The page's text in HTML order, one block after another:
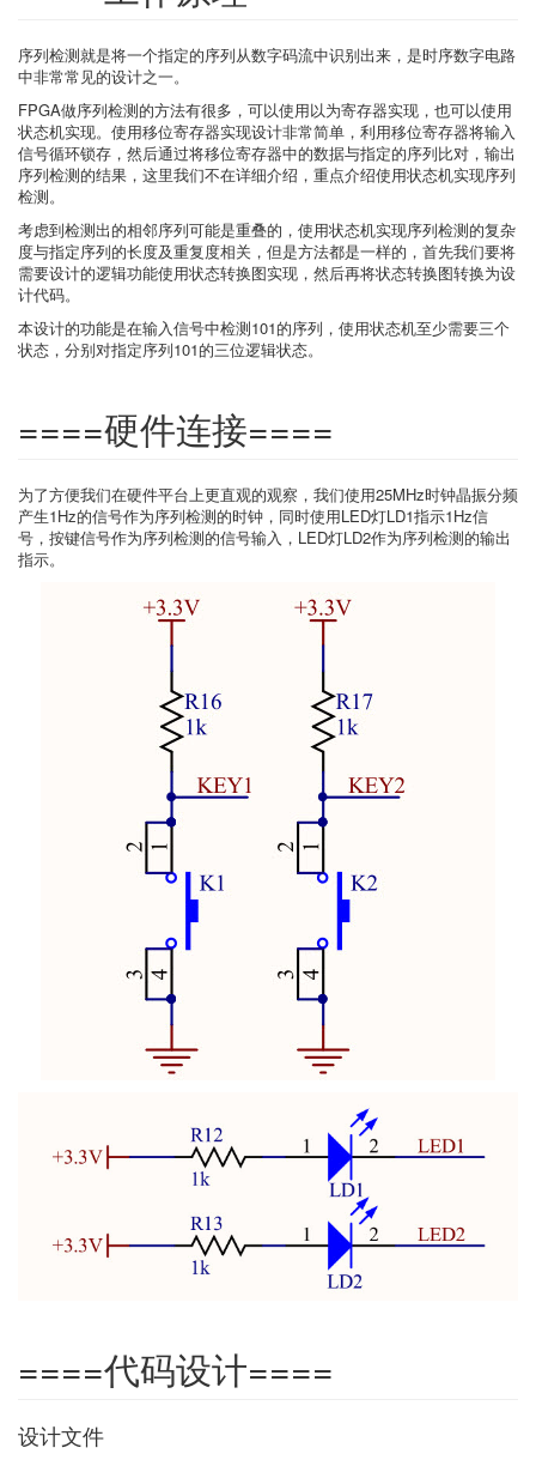
序列检测就是将一个指定的序列从数字码流中识别出来，是时序数字电路
中非常常见的设计之一。
FPGA做序列检测的方法有很多，可以使用以为寄存器实现，也可以使用
状态机实现。使用移位寄存器实现设计非常简单，利用移位寄存器将输入
信号循环锁存，然后通过将移位寄存器中的数据与指定的序列比对，输出
序列检测的结果，这里我们不在详细介绍，重点介绍使用状态机实现序列
检测。
考虑到检测出的相邻序列可能是重叠的，使用状态机实现序列检测的复杂
度与指定序列的长度及重复度相关，但是方法都是一样的，首先我们要将
需要设计的逻辑功能使用状态转换图实现，然后再将状态转换图转换为设
计代码。
本设计的功能是在输入信号中检测101的序列，使用状态机至少需要三个
状态，分别对指定序列101的三位逻辑状态。
====硬件连接====
为了方便我们在硬件平台上更直观的观察，我们使用25MHz时钟晶振分频
产生1Hz的信号作为序列检测的时钟，同时使用LED灯LD1指示1Hz信
号，按键信号作为序列检测的信号输入，LED灯LD2作为序列检测的输出
指示。
====代码设计====
设计文件